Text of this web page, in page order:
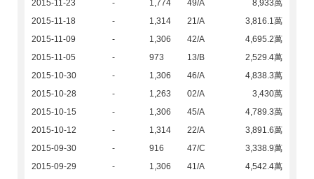
2015-11-23
- 1,774 49/A
8,933萬
2015-11-18
- 1,314 21/A
3,816.1萬
2015-11-09
- 1,306 42/A
4,695.2萬
2015-11-05
- 973 13/B
2,529.4萬
2015-10-30
- 1,306 46/A
4,838.3萬
2015-10-28
- 1,263 02/A
3,430萬
2015-10-15
- 1,306 45/A
4,789.3萬
2015-10-12
- 1,314 22/A
3,891.6萬
2015-09-30
- 916 47/C
3,338.9萬
2015-09-29
- 1,306 41/A
4,542.4萬